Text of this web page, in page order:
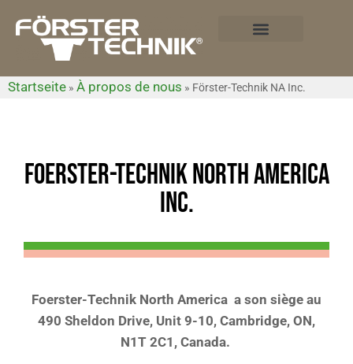
Startseite » À propos de nous » Förster-Technik NA Inc.
FOERSTER-TECHNIK NORTH AMERICA
INC.
Foerster-Technik North America a son siège au
490 Sheldon Drive, Unit 9-10, Cambridge, ON,
N1T 2C1, Canada.